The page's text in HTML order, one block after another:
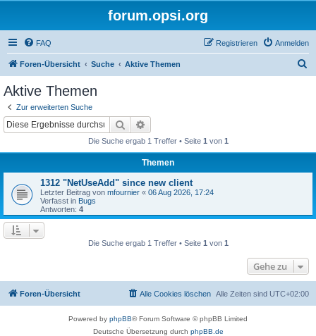
forum.opsi.org
FAQ Anmelden
Registrieren
Foren-Übersicht Suche Aktive Themen
Aktive Themen
Zur erweiterten Suche
Suche
Die Suche ergab 1 Treffer • Seite 1 von 1
Themen
1312 "NetUseAdd" since new client
Letzter Beitrag von mfournier « 06 Aug 2026, 17:24
Verfasst in Bugs
Antworten: 4
Die Suche ergab 1 Treffer • Seite 1 von 1
Gehe zu
Foren-Übersicht Alle Zeiten sind UTC+02:00
Alle Cookies löschen
Powered by phpBB® Forum Software © phpBB Limited
Deutsche Übersetzung durch phpBB.de